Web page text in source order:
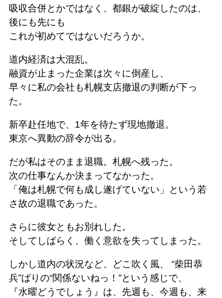
吸収合併とかではなく、都銀が破綻したのは、
後にも先にも
これが初めてではないだろうか。
道内経済は大混乱。
融資が止まった企業は次々に倒産し、
早々に私の会社も札幌支店撤退の判断が下っ
た。
新卒赴任地で、1年を待たず現地撤退。
東京へ異動の辞令が出る。
だが私はそのまま退職。札幌へ残った。
次の仕事なんか決まってなかった。
「俺は札幌で何も成し遂げていない」という若
さ故の退職であった。
さらに彼女ともお別れした。
そしてしばらく、働く意欲を失ってしまった。
しかし道内の状況など、どこ吹く風、 “柴田恭
兵”ばりの“関係ないねっ！”という感じで、
『水曜どうでしょう』は、先週も、今週も、来